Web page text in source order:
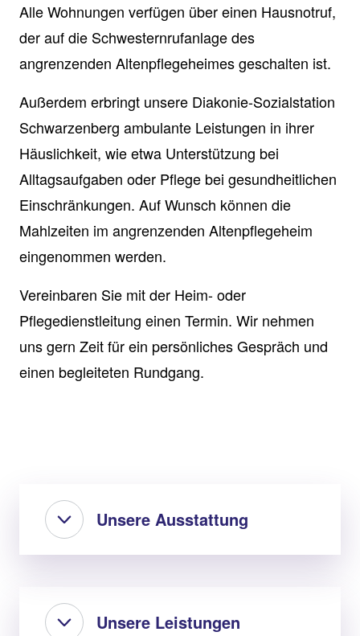
Alle Wohnungen verfügen über einen Hausnotruf,
der auf die Schwesternrufanlage des
angrenzenden Altenpflegeheimes geschalten ist.
Außerdem erbringt unsere Diakonie-Sozialstation
Schwarzenberg ambulante Leistungen in ihrer
Häuslichkeit, wie etwa Unterstützung bei
Alltagsaufgaben oder Pflege bei gesundheitlichen
Einschränkungen. Auf Wunsch können die
Mahlzeiten im angrenzenden Altenpflegeheim
eingenommen werden.
Vereinbaren Sie mit der Heim- oder
Pflegedienstleitung einen Termin. Wir nehmen
uns gern Zeit für ein persönliches Gespräch und
einen begleiteten Rundgang.
Unsere Ausstattung
Unsere Leistungen